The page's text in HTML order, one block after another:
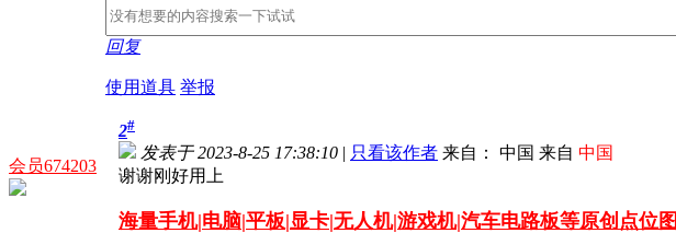
回复
使用道具 举报
会员674203
2#
发表于 2023-8-25 17:38:10 | 只看该作者 来自： 中国 来自 中国
谢谢刚好用上
海量手机|电脑|平板|显卡|无人机|游戏机|汽车电路板等原创点位图